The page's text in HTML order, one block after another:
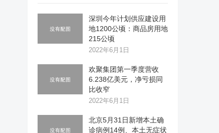
深圳今年计划供应建设用
地1200公顷：商品房用地
215公顷
2022年6月1日
欢聚集团第一季度营收
6.238亿美元，净亏损同
比收窄
2022年6月1日
北京5月31日新增本土确
诊病例14例、本土无症状